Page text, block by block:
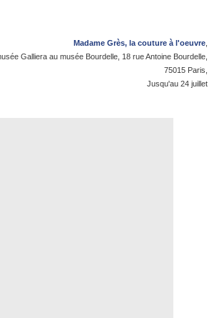
Madame Grès, la couture à l'oeuvre
Galliera au musée Bourdelle, 18 rue Antoine Bourdelle,
75015 Paris,
Jusqu'au 24 juillet